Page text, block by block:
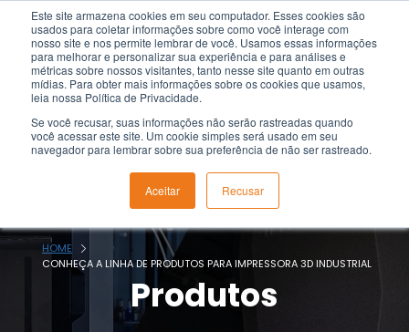
Este site armazena cookies em seu computador. Esses cookies são
usados para coletar informações sobre como você interage com
nosso site e nos permite lembrar de você. Usamos essas informações
para melhorar e personalizar sua experiência e para análises e
métricas sobre nossos visitantes, tanto nesse site quanto em outras
mídias. Para obter mais informações sobre os cookies que usamos,
leia nossa Política de Privacidade.
Se você recusar, suas informações não serão rastreadas quando
você acessar este site. Um cookie simples será usado em seu
navegador para lembrar sobre sua preferência de não ser rastreado.
Aceitar Recusar
Pular
para
Conteúdo
HOME
CONHEÇA A LINHA DE PRODUTOS PARA IMPRESSORA 3D INDUSTRIAL
Produtos